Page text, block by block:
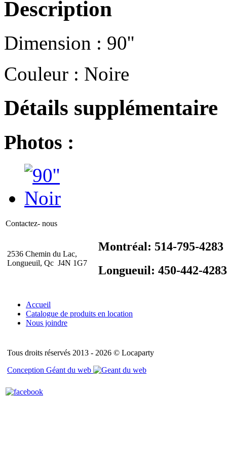
Description
Dimension : 90''
Couleur : Noire
Détails supplémentaire
Photos :
Contactez- nous
2536 Chemin du Lac,
Longueuil, Qc J4N 1G7
Montréal: 514-795-4283
Longueuil: 450-442-4283
Accueil
Catalogue de produits en location
Nous joindre
Tous droits réservés 2013 - 2026 © Locaparty
Conception Géant du web